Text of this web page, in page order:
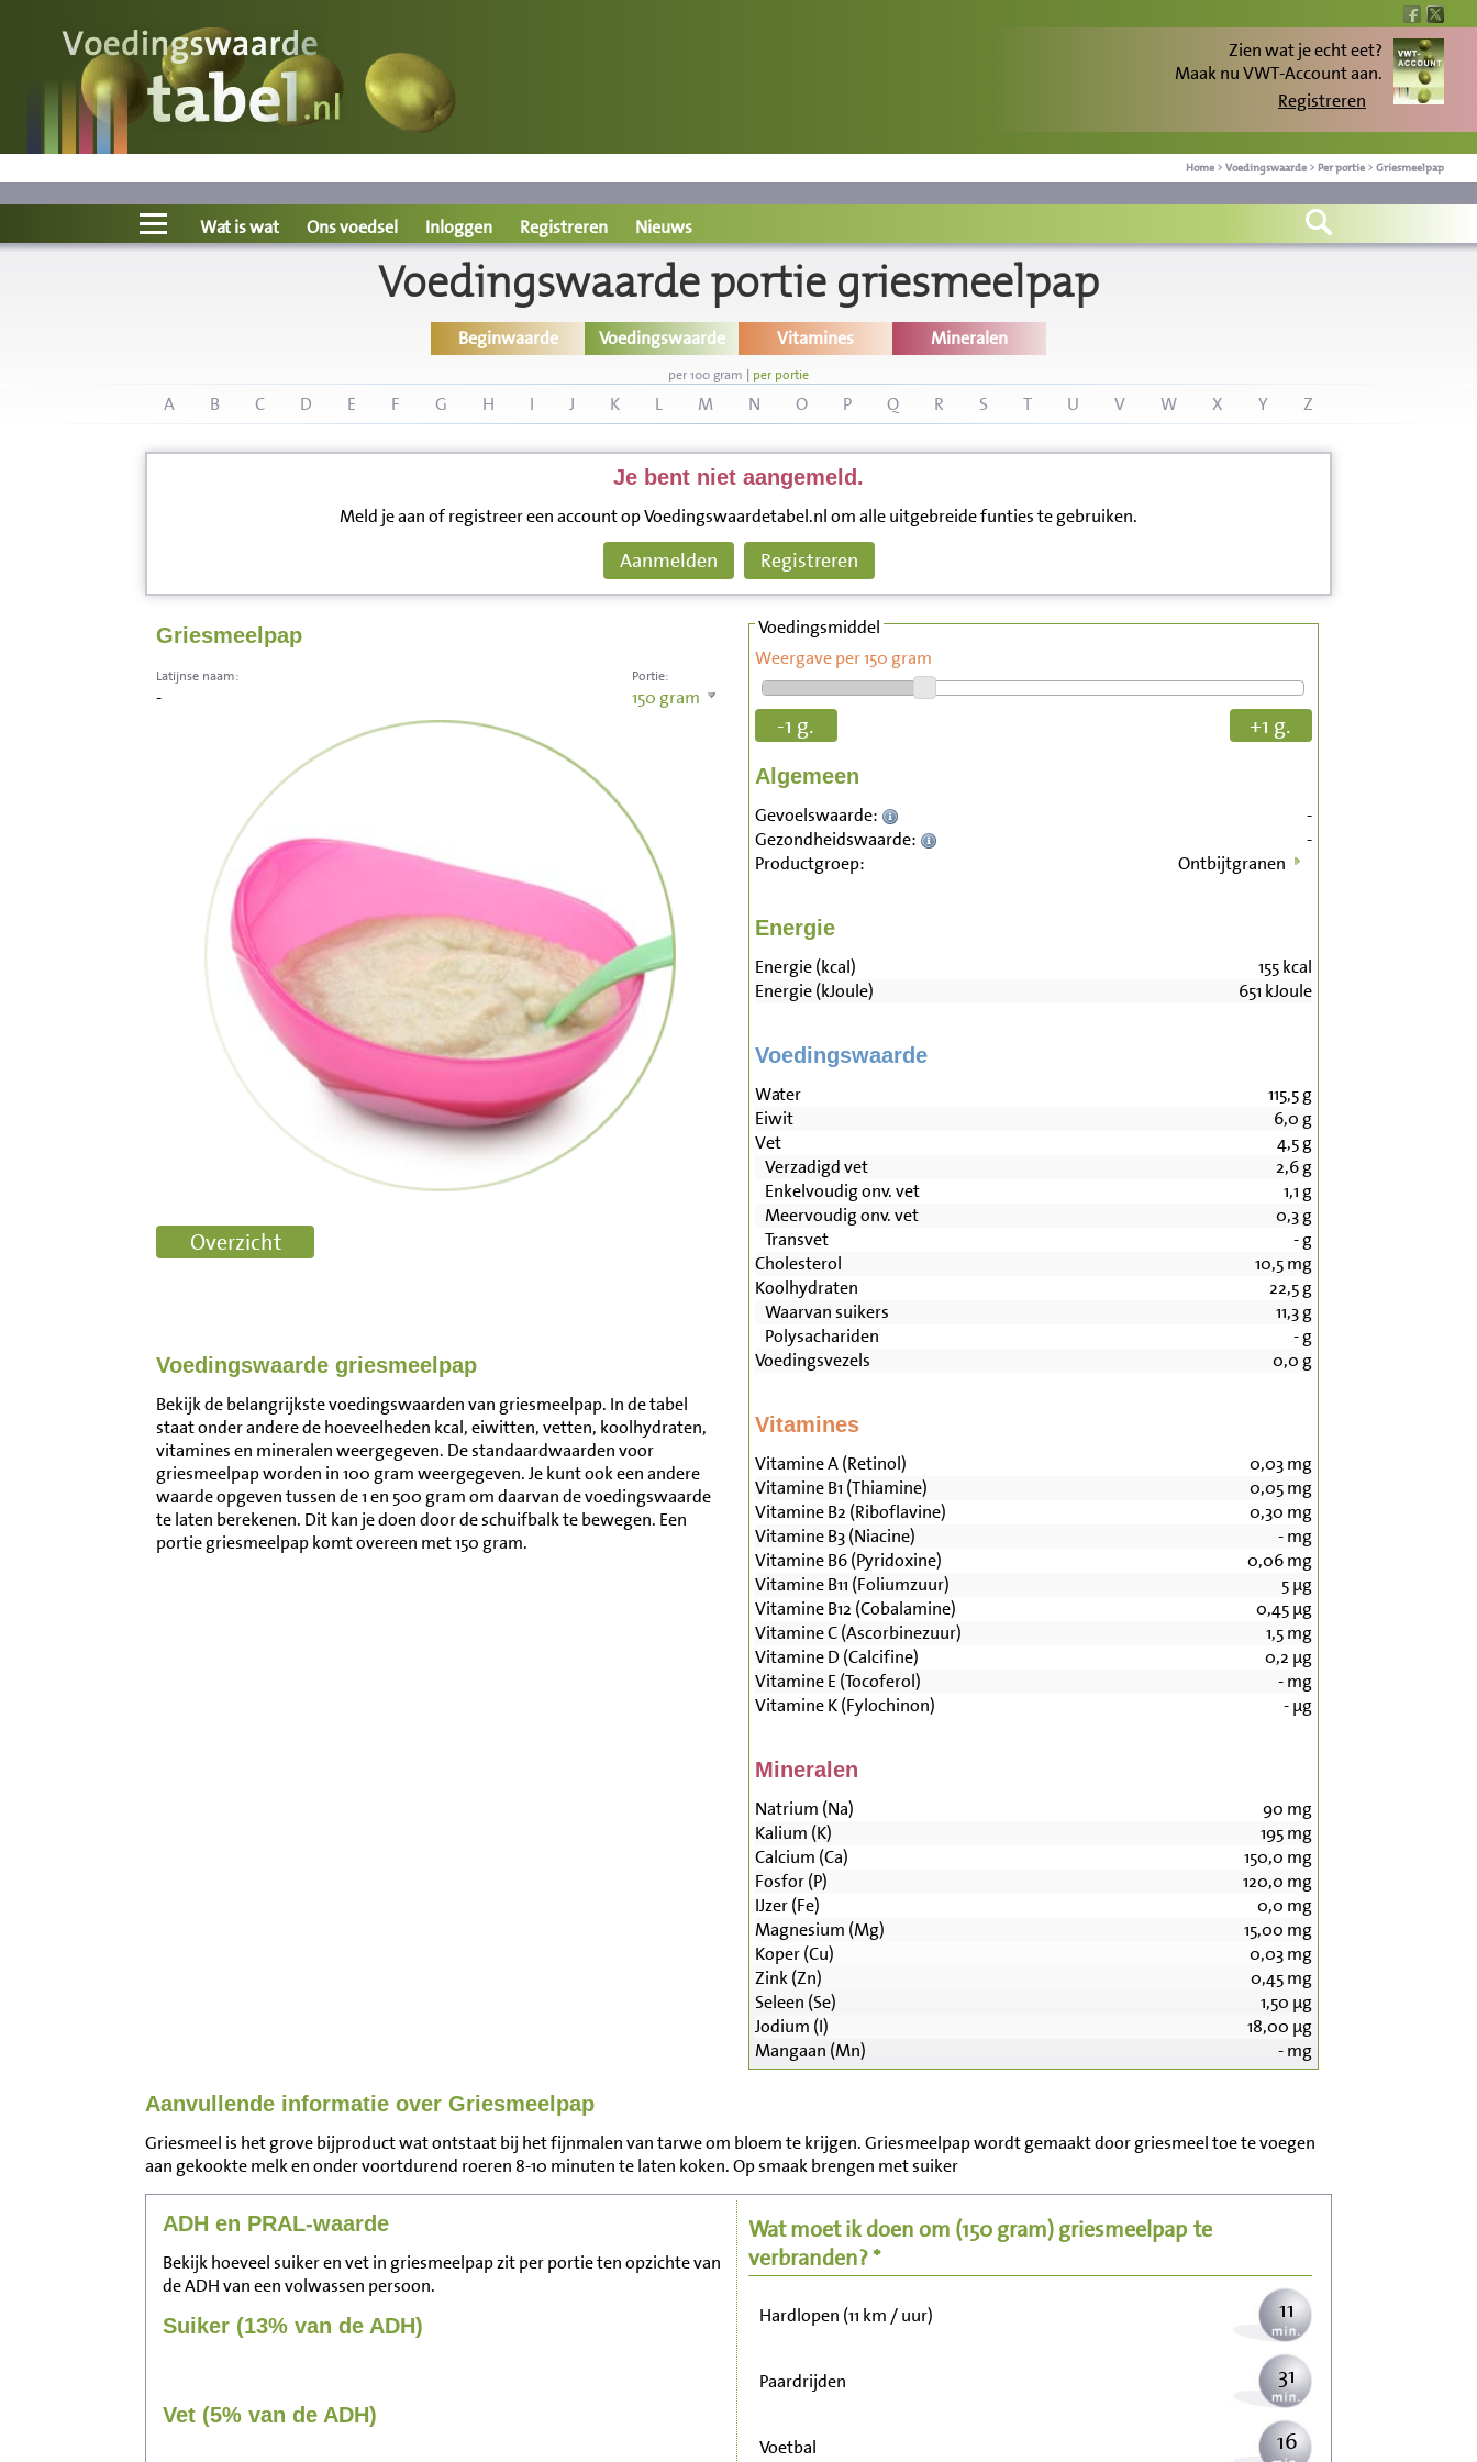
Zien wat je echt eet?
Maak nu VWT-Account aan.
Registreren
Home > Voedingswaarde > Per portie > Griesmeelpap
Voedingswaarde
Wat is wat?
Ons voedsel
Wat is wat Ons voedsel Inloggen Registreren Nieuws
Voedingswaarde portie griesmeelpap
Beginwaarde Voedingswaarde Vitamines Mineralen
per 100 gram | per portie
A B C D E F G H I J K L M N O P Q R S T U V W X Y Z
Je bent niet aangemeld.
Meld je aan of registreer een account op Voedingswaardetabel.nl om alle uitgebreide funties te gebruiken.
Aanmelden Registreren
Griesmeelpap
Portie:
150 gram
Latijnse naam:
-
Voedingswaarde griesmeelpap
Bekijk de belangrijkste voedingswaarden van griesmeelpap. In de tabel
staat onder andere de hoeveelheden kcal, eiwitten, vetten, koolhydraten,
vitamines en mineralen weergegeven. De standaardwaarden voor
griesmeelpap worden in 100 gram weergegeven. Je kunt ook een andere
waarde opgeven tussen de 1 en 500 gram om daarvan de voedingswaarde
te laten berekenen. Dit kan je doen door de schuifbalk te bewegen. Een
portie griesmeelpap komt overeen met 150 gram.
Voedingsmiddel
Weergave per 150 gram
-1 g. +1 g.
Algemeen
Gevoelswaarde:
-
Gezondheidswaarde:
-
Productgroep:
Ontbijtgranen
Energie
Energie (kcal) 155kcal
Energie (kJoule)
651 kJoule
Voedingswaarde
Water 115,5g
Eiwit
6,0 g
Vet
4,5g
Verzadigd vet
2,6g
Enkelvoudig onv. vet
1,1 g
Meervoudig onv. vet
0,3g
Transvet
-g
Cholesterol
10,5mg
Koolhydraten
22,5g
Waarvan suikers
11,3g
Polysachariden
-g
Voedingsvezels
0,0 g
Vitamines
Vitamine A (Retinol) 0,03mg
Vitamine B1 (Thiamine)
0,05mg
Vitamine B2 (Riboflavine)
0,30 mg
Vitamine B3 (Niacine)
-mg
Vitamine B6 (Pyridoxine)
0,06mg
Vitamine B11 (Foliumzuur)
5µg
Vitamine B12 (Cobalamine)
0,45µg
Vitamine C (Ascorbinezuur)
1,5mg
Vitamine D (Calcifine)
0,2 µg
Vitamine E (Tocoferol)
-mg
Vitamine K (Fylochinon)
-µg
Mineralen
Natrium (Na) 90 mg
Kalium (K)
195mg
Calcium (Ca)
150,0 mg
Fosfor (P)
120,0 mg
IJzer (Fe)
0,0 mg
Magnesium (Mg)
15,00 mg
Koper (Cu)
0,03mg
Zink (Zn)
0,45mg
Seleen (Se)
1,50 µg
Jodium (I)
18,00 µg
Mangaan (Mn)
-mg
Aanvullende informatie over Griesmeelpap
Griesmeel is het grove bijproduct wat ontstaat bij het fijnmalen van tarwe om bloem te krijgen. Griesmeelpap wordt gemaakt door griesmeel toe te voegen
aan gekookte melk en onder voortdurend roeren 8-10 minuten te laten koken. Op smaak brengen met suiker
ADH en PRAL-waarde
Bekijk hoeveel suiker en vet in griesmeelpap zit per portie ten opzichte van
de ADH van een volwassen persoon.
Suiker (13% van de ADH)
Vet (5% van de ADH)
Wat moet ik doen om (150 gram)griesmeelpap te
verbranden? *
Fietsen (15 km/uur)
Wandelen (5 km/uur)
Hardlopen (11 km / uur) 11
Paardrijden 31
Voetbal 16